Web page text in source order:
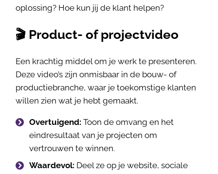
oplossing? Hoe kun jij de klant helpen?
🎬 Product- of projectvideo
Een krachtig middel om je werk te presenteren.
Deze video’s zijn onmisbaar in de bouw- of
productiebranche, waar je toekomstige klanten
willen zien wat je hebt gemaakt.
Overtuigend: Toon de omvang en het
eindresultaat van je projecten om
vertrouwen te winnen.
Waardevol: Deel ze op je website, sociale